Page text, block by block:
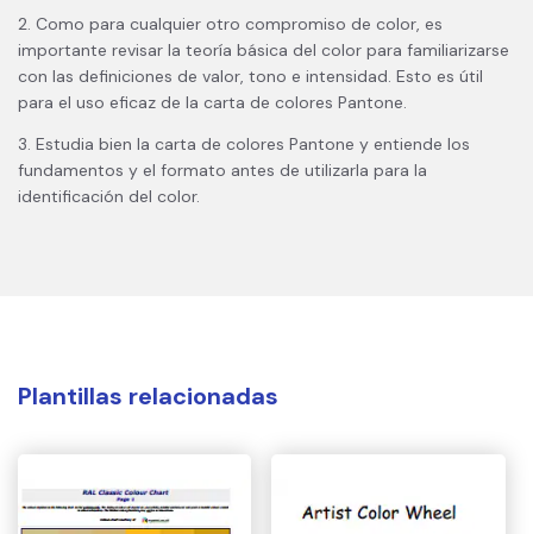
2. Como para cualquier otro compromiso de color, es
importante revisar la teoría básica del color para familiarizarse
con las definiciones de valor, tono e intensidad. Esto es útil
para el uso eficaz de la carta de colores Pantone.
3. Estudia bien la carta de colores Pantone y entiende los
fundamentos y el formato antes de utilizarla para la
identificación del color.
Plantillas relacionadas